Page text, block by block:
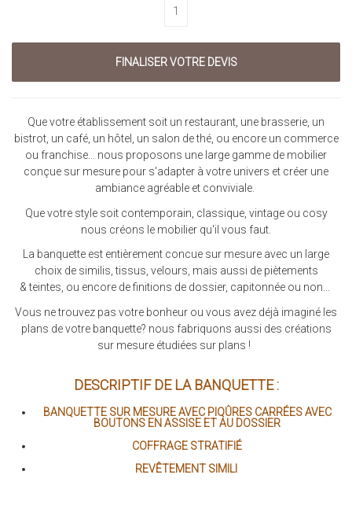
Que votre établissement soit un restaurant, une brasserie, un
bistrot, un café, un hôtel, un salon de thé, ou encore un commerce
ou franchise... nous proposons une large gamme de mobilier
conçue sur mesure pour s'adapter à votre univers et créer une
ambiance agréable et conviviale.
Que votre style soit contemporain, classique, vintage ou cosy
nous créons le mobilier qu'il vous faut.
La banquette est entièrement concue sur mesure avec un large
choix de similis, tissus, velours, mais aussi de piètements
& teintes, ou encore de finitions de dossier, capitonnée ou non...
Vous ne trouvez pas votre bonheur ou vous avez déjà imaginé les
plans de votre banquette? nous fabriquons aussi des créations
sur mesure étudiées sur plans !
DESCRIPTIF DE LA BANQUETTE :
BANQUETTE SUR MESURE AVEC PIQÛRES CARRÉES AVEC
BOUTONS EN ASSISE ET AU DOSSIER
COFFRAGE STRATIFIÉ
REVÊTEMENT SIMILI